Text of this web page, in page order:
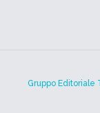
Gruppo Editoriale